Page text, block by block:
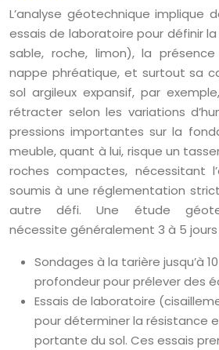
L’analyse géotechnique implique
essais de laboratoire pour définir
sable, roche, limon), la
nappe phréatique, et surtout sa
sol argileux expansif, par
rétracter selon les variations
pressions importantes sur la
meuble, quant à lui, risque un
roches compactes, nécessitant
soumis à une réglementation
autre défi. Une étude
nécessite généralement 3 à 5
Sondages à la tarière jusqu’à
profondeur pour prélever des
Essais de laboratoire
pour déterminer la résistance
portante du sol. Ces essais